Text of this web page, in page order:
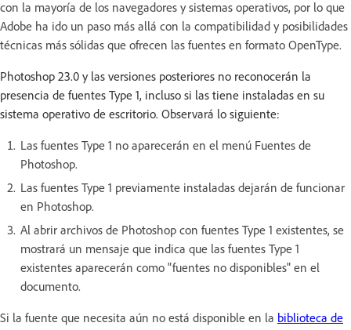
con la mayoría de los navegadores y sistemas operativos, por lo que
Adobe ha ido un paso más allá con la compatibilidad y posibilidades
técnicas más sólidas que ofrecen las fuentes en formato OpenType.
Photoshop 23.0 y las versiones posteriores no reconocerán la
presencia de fuentes Type 1, incluso si las tiene instaladas en su
sistema operativo de escritorio. Observará lo siguiente:
Las fuentes Type 1 no aparecerán en el menú Fuentes de
Photoshop.
Las fuentes Type 1 previamente instaladas dejarán de funcionar
en Photoshop.
Al abrir archivos de Photoshop con fuentes Type 1 existentes, se
mostrará un mensaje que indica que las fuentes Type 1
existentes aparecerán como "fuentes no disponibles" en el
documento.
Si la fuente que necesita aún no está disponible en la biblioteca de